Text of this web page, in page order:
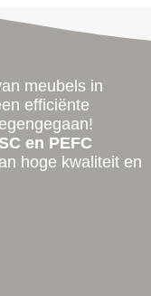
meubels in
efficiënte
en PEFC
hoge kwaliteit en